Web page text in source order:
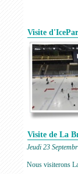
Visite
Visite de La
Jeudi 23
Nous visiterons